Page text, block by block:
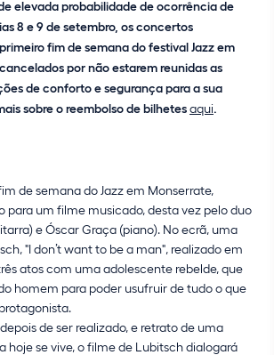
elevada probabilidade de ocorrência de
8 e 9 de setembro, os concertos
fim de semana do festival Jazz em
por não estarem reunidas as
de conforto e segurança para a sua
sobre o reembolso de bilhetesaqui
de semana do Jazz em Monserrate,
para um filme musicado, desta vez pelo duo
e Óscar Graça (piano). No ecrã, uma
"I don’t want to be a man", realizado em
atos com uma adolescente rebelde, que
homem para poder usufruir de tudo o que
de ser realizado, e retrato de uma
hoje se vive, o filme de Lubitsch dialogará